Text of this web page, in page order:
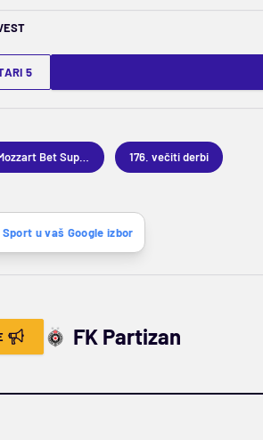
5
Mozzart Bet Superliga 176. večiti derbi
u vaš Google izbor
FK Partizan